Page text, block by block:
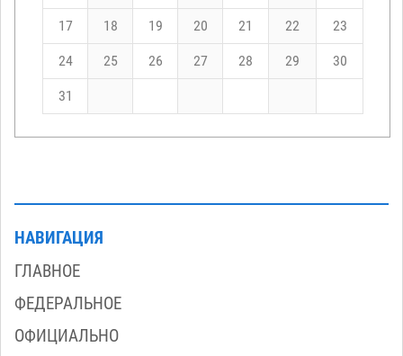
17 18 19 20 21 22 23
24 25 26 27 28 29 30
31
НАВИГАЦИЯ
ГЛАВНОЕ
ФЕДЕРАЛЬНОЕ
ОФИЦИАЛЬНО